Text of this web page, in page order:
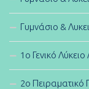
Γυμνάσιο &
1ο Γενικό
2ο Πειραματικό